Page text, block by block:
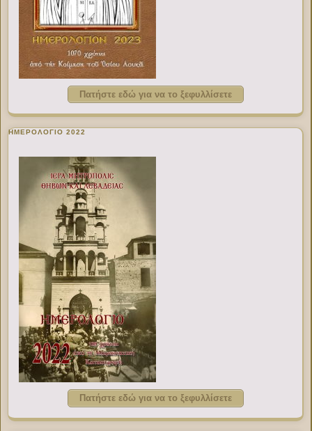
Πατήστε εδώ για να το ξεφυλλίσετε
ΗΜΕΡΟΛΟΓΙΟ 2022
Πατήστε εδώ για να το ξεφυλλίσετε